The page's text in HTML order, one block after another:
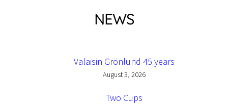
NEWS
Valaisin Grönlund 45 years
August 3, 2026
Two Cups